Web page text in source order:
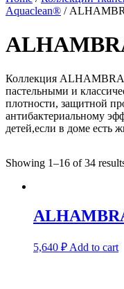
Aquaclean® /
Коллекция ALHAMBRA
пастельными и
плотности, защитной
антибактериальному
детей,если в доме есть
Showing 1–16 of 34
5,640 ₽ Add to cart